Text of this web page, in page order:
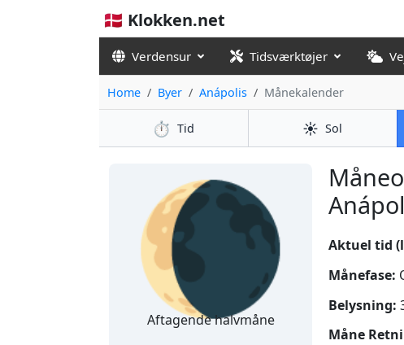
🇩🇰 Klokken.net
Verdensur Tidsværktøjer
Home Byer Anápolis Månekalender
⏱️ Tid ☀️ Sol
🌘
Aftagende halvmåne
Aktuel tid
Månefase:
Belysning:
Måne